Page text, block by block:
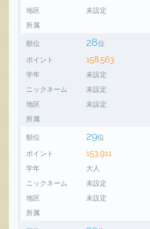
地区
未設定
所属
順位 28位
ポイント 158,563
学年
未設定
ニックネーム
未設定
地区
未設定
所属
順位 29位
ポイント 153,911
学年
大人
ニックネーム
未設定
地区
未設定
所属